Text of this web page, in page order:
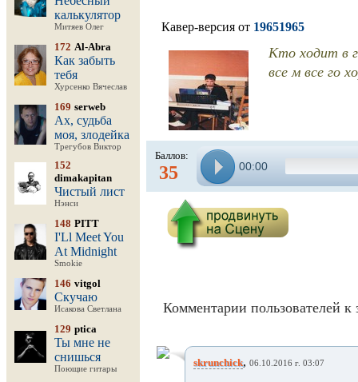
калькулятор
Митяев Олег
172 Al-Abra
Как забыть
тебя
Хурсенко Вячеслав
169 serweb
Ах, судьба
моя, злодейка
Трегубов Виктор
152
dimakapitan
Чистый лист
Нэнси
148 PITT
I'Ll Meet You
At Midnight
Smokie
146 vitgol
Скучаю
Исакова Светлана
129 ptica
Ты мне не
снишься
Поющие гитары
Кавер-версия от 19651965
Кто ходит в
все м все го
Баллов:
35 00:00
Комментарии пользователей к
skrunchick, 06.10.2016 г. 03:07